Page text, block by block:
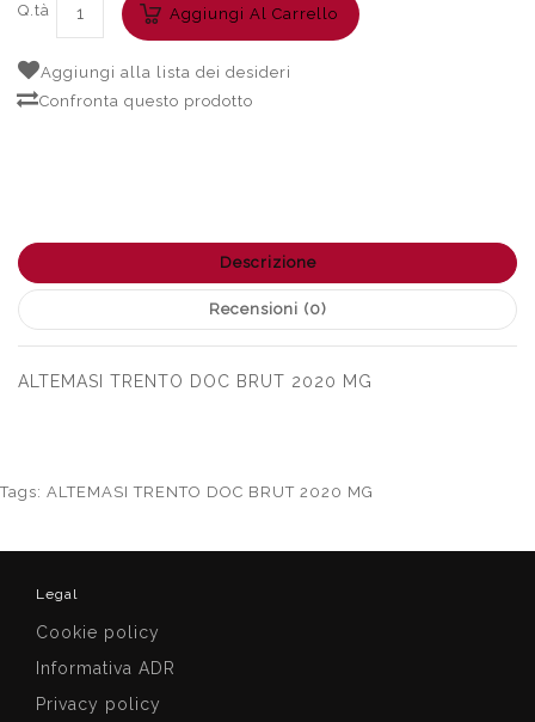
Q.tà Aggiungi Al Carrello
Aggiungi alla lista dei desideri
Confronta questo prodotto
Descrizione
Recensioni (0)
ALTEMASI TRENTO DOC BRUT 2020 MG
Tags: ALTEMASI TRENTO DOC BRUT 2020 MG
Legal
Cookie policy
Informativa ADR
Privacy policy